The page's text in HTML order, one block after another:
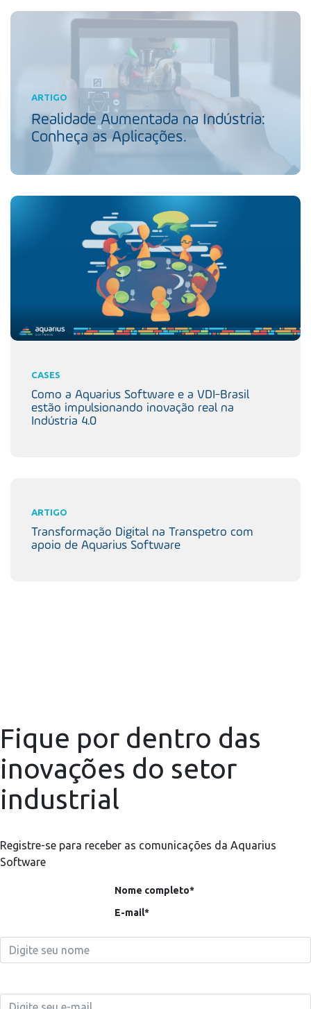
ARTIGO
Realidade Aumentada na Indústria:
Conheça as Aplicações.
CASES
Como a Aquarius Software e a VDI-Brasil
estão impulsionando inovação real na
Indústria 4.0
ARTIGO
Transformação Digital na Transpetro com
apoio de Aquarius Software
Fique por dentro das
inovações do setor
industrial
Registre-se para receber as comunicações da Aquarius
Software
Nome completo*
E-mail*